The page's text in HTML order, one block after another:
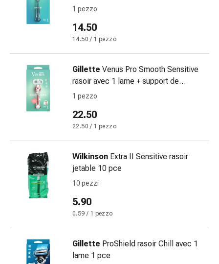
crampi
Costipazione
della
pelle
Eczema
prurito
Calli
e
verruche
Micosi
unghie
piedi
cicatrici
Pelle
1 pezzo
14.50
14.50 / 1 pezzo
Gillette Venus Pro Smooth Sensitive
rasoir avec 1 lame + support de
douche 1 pce
1 pezzo
22.50
22.50 / 1 pezzo
Wilkinson Extra II Sensitive rasoir
jetable 10 pce
10 pezzi
5.90
0.59 / 1 pezzo
Gillette ProShield rasoir Chill avec 1
lame 1 pce